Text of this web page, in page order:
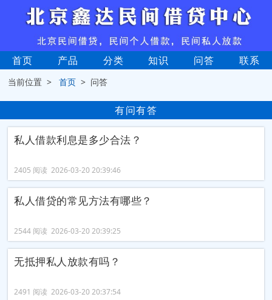
首页 产品 分类 知识 问答 联系
当前位置 >首页 > 问答
有问有答
私人借款利息是多少合法？
2405 阅读 2026-03-20 20:39:46
私人借贷的常见方法有哪些？
2544 阅读 2026-03-20 20:39:25
无抵押私人放款有吗？
2491 阅读 2026-03-20 20:37:54